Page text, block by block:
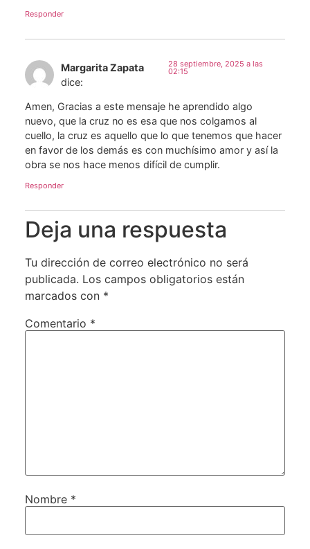
Responder
Margarita Zapata
dice:
28 septiembre, 2025 a las
02:15
Amen, Gracias a este mensaje he aprendido algo
nuevo, que la cruz no es esa que nos colgamos al
cuello, la cruz es aquello que lo que tenemos que hacer
en favor de los demás es con muchísimo amor y así la
obra se nos hace menos difícil de cumplir.
Responder
Deja una respuesta
Tu dirección de correo electrónico no será
publicada. Los campos obligatorios están
marcados con *
Comentario *
Nombre *